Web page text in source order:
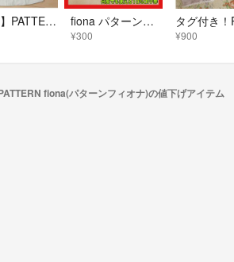
【美品】PATTERNトレンチコート fiona パターンフィオナ スタンプカード 何度でも使える10%OFFチケット
¥300 ¥900
fiona(パターンフィオナ)の値下げアイテム